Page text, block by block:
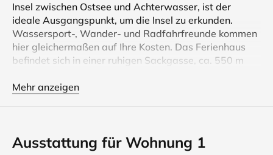
Insel zwischen Ostsee und Achterwasser, ist der
ideale Ausgangspunkt, um die Insel zu erkunden.
Wassersport-, Wander- und Radfahrfreunde kommen
hier gleichermaßen auf Ihre Kosten. Das Ferienhaus
befindet sich in einer ruhigen Sackgasse, ca. 550 m
eröffneten Seebrücke an der Strandpromenade kann
Badespaß mit der ganzen Familie.
Mehr anzeigen
Ausstattung für Wohnung 1